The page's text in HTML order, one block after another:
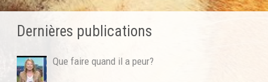
Dernières publications
Que faire quand il a peur?